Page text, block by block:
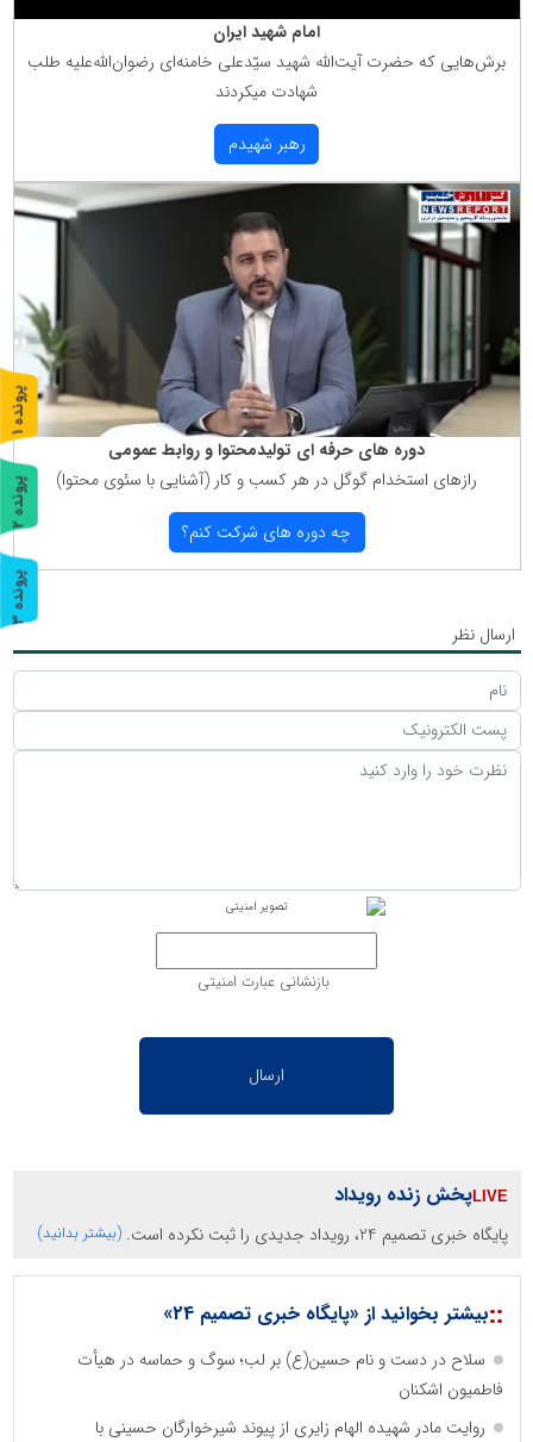
امام شهید ایران
برش‌هایی كه حضرت آیت‌الله شهید سیّدعلی خامنه‌ای رضوان‌الله‌علیه طلب
شهادت میكردند
رهبر شهیدم
دوره های حرفه ای تولیدمحتوا و روابط عمومی
رازهای استخدام گوگل در هر كسب و كار (آشنایی با سئوی محتوا)
چه دوره های شركت كنم؟
ارسال نظر
بازنشانی عبارت امنیتی
پخش زنده رویداد
پایگاه خبری تصمیم 24، رویداد جدیدی را ثبت نکرده است. (بیشتر بدانید)
::بیشتر بخوانید از «پایگاه خبری تصمیم 24»
سلاح در دست و نام حسین(ع) بر لب؛ سوگ و حماسه در هیأت
فاطمیون اشکنان
روایت مادر شهیده الهام زایری از پیوند شیرخوارگان حسینی با
پ
ر
و
ن
د
ه
1
پ
ر
و
ن
د
ه
2
پ
ر
و
ن
د
ه
3